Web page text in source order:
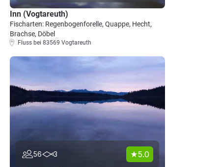
Inn (Vogtareuth)
Fischarten: Regenbogenforelle, Quappe, Hecht,
Brachse, Döbel
Fluss bei 83569 Vogtareuth
56 3 5.0